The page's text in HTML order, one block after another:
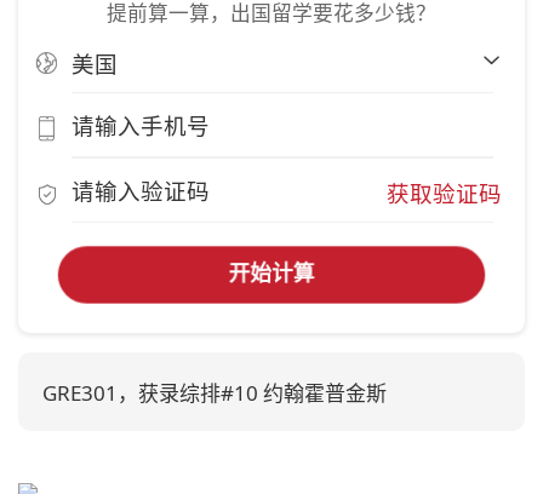
提前算一算，出国留学要花多少钱？
获取验证码
开始计算
GRE301，获录综排#10 约翰霍普金斯